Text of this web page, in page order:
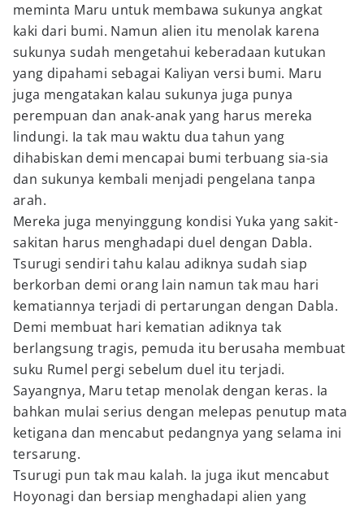
meminta Maru untuk membawa sukunya angkat
kaki dari bumi. Namun alien itu menolak karena
sukunya sudah mengetahui keberadaan kutukan
yang dipahami sebagai Kaliyan versi bumi. Maru
juga mengatakan kalau sukunya juga punya
perempuan dan anak-anak yang harus mereka
lindungi. Ia tak mau waktu dua tahun yang
dihabiskan demi mencapai bumi terbuang sia-sia
dan sukunya kembali menjadi pengelana tanpa
arah.
Mereka juga menyinggung kondisi Yuka yang sakit-
sakitan harus menghadapi duel dengan Dabla.
Tsurugi sendiri tahu kalau adiknya sudah siap
berkorban demi orang lain namun tak mau hari
kematiannya terjadi di pertarungan dengan Dabla.
Demi membuat hari kematian adiknya tak
berlangsung tragis, pemuda itu berusaha membuat
suku Rumel pergi sebelum duel itu terjadi.
Sayangnya, Maru tetap menolak dengan keras. Ia
bahkan mulai serius dengan melepas penutup mata
ketigana dan mencabut pedangnya yang selama ini
tersarung.
Tsurugi pun tak mau kalah. Ia juga ikut mencabut
Hoyonagi dan bersiap menghadapi alien yang